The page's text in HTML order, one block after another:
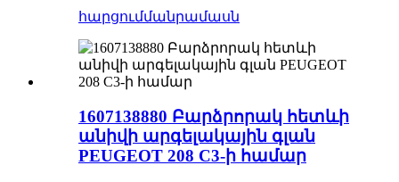
հարցումմանրամասն
1607138880 Բարձրորակ հետևի
անիվի արգելակային գլան
PEUGEOT 208 C3-ի համար